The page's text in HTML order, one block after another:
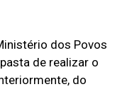
dos Povos
de realizar o
do